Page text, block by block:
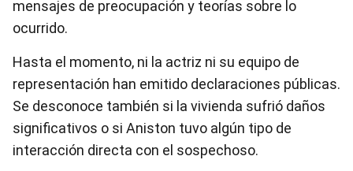
mensajes de preocupación y teorías sobre lo
ocurrido.
Hasta el momento, ni la actriz ni su equipo de
representación han emitido declaraciones públicas.
Se desconoce también si la vivienda sufrió daños
significativos o si Aniston tuvo algún tipo de
interacción directa con el sospechoso.